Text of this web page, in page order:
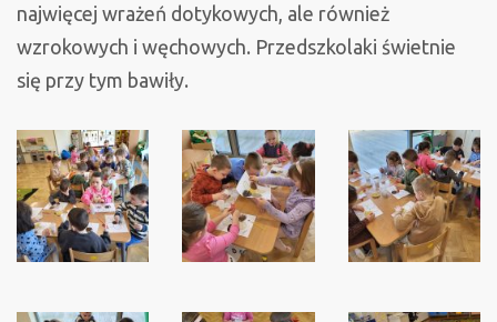
najwięcej wrażeń dotykowych, ale również
wzrokowych i węchowych. Przedszkolaki świetnie
się przy tym bawiły.